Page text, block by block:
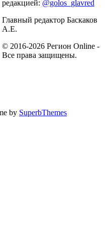
редакцией: @golos_glavred
Главный редактор Баскаков
А.Е.
© 2016-2026 Регион Online -
Все права защищены.
by SuperbThemes